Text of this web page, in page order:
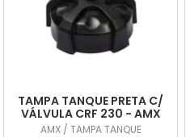
TAMPA TANQUE PRETA C/
VÁLVULA CRF 230 - AMX
AMX / TAMPA TANQUE